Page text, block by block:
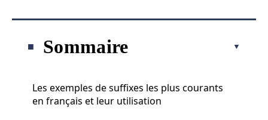
Sommaire
Les exemples de suffixes les plus courants
en français et leur utilisation